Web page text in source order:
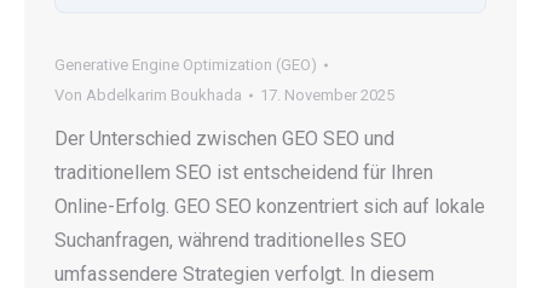
Generative Engine Optimization (GEO)
Von Abdelkarim Boukhada 17. November 2025
Der Unterschied zwischen GEO SEO und
traditionellem SEO ist entscheidend für Ihren
Online-Erfolg. GEO SEO konzentriert sich auf lokale
Suchanfragen, während traditionelles SEO
umfassendere Strategien verfolgt. In diesem